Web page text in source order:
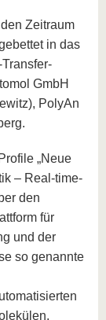
Zeitraum
in das
GmbH
PolyAn
„Neue
– Real-time-
den
für
und der
so genannte